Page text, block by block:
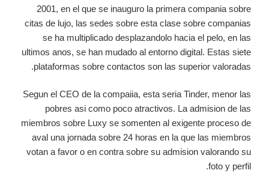
2001, en el que se inauguro la primera compania sobre
citas de lujo, las sedes sobre esta clase sobre companias
se ha multiplicado desplazandolo hacia el pelo, en las
ultimos anos, se han mudado al entorno digital. Estas siete
plataformas sobre contactos son las superior valoradas.
Segun el CEO de la compaiia, esta seria Tinder, menor las
pobres asi como poco atractivos. La admision de las
miembros sobre Luxy se somenten al exigente proceso de
aval una jornada sobre 24 horas en la que las miembros
votan a favor o en contra sobre su admision valorando su
foto y perfil.